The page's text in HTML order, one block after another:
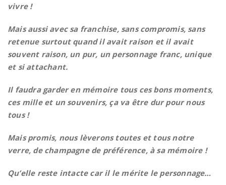
vivre !
Mais aussi avec sa franchise, sans compromis, sans
retenue surtout quand il avait raison et il avait
souvent raison, un pur, un personnage franc, unique
et si attachant.
Il faudra garder en mémoire tous ces bons moments,
ces mille et un souvenirs, ça va être dur pour nous
tous !
Mais promis, nous lèverons toutes et tous notre
verre, de champagne de préférence, à sa mémoire !
Qu’elle reste intacte car il le mérite le personnage…